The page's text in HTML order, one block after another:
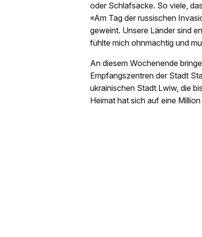
oder Schlafsäcke. So viele,
«Am Tag der russischen
geweint. Unsere Länder sind
fühlte mich ohnmächtig und
An diesem Wochenende
Empfangszentren der Stadt
ukrainischen Stadt Lwiw, die
Heimat hat sich auf eine